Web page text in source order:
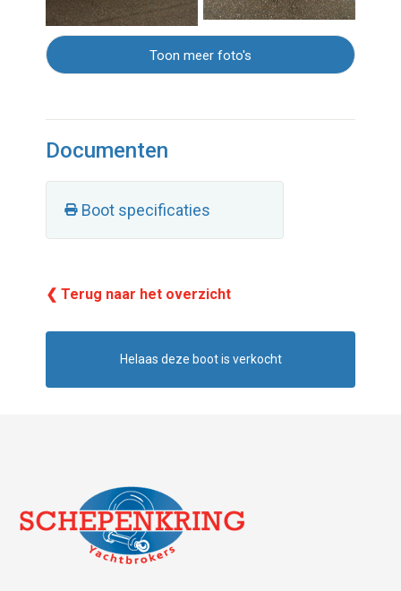
Toon meer foto's
Documenten
Boot specificaties
❮ Terug naar het overzicht
Helaas deze boot is verkocht